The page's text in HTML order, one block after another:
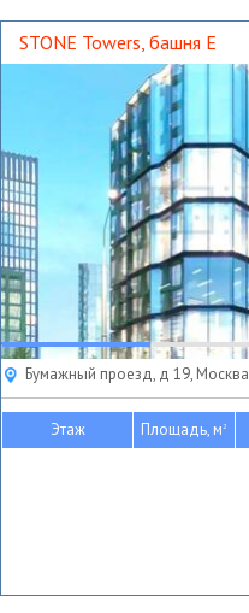
STONE Towers, башня Е
Бумажный проезд, д 19, Москва
Этаж Площадь, м2